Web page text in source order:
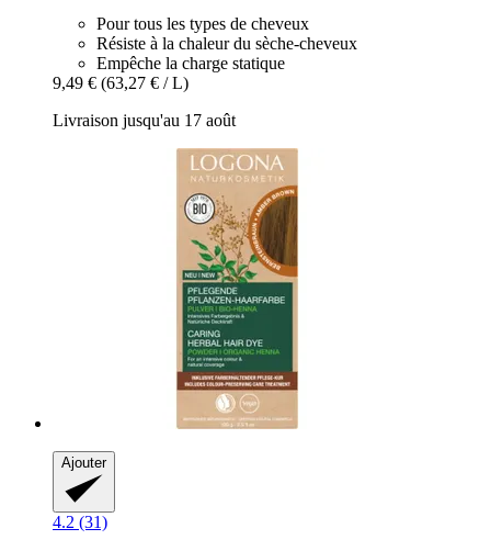
Pour tous les types de cheveux
Résiste à la chaleur du sèche-cheveux
Empêche la charge statique
9,49 € (63,27 € / L)
Livraison jusqu'au 17 août
Ajouter
4.2 (31)